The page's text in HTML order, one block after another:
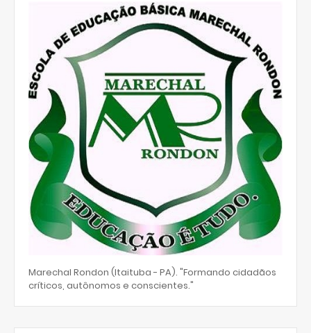
Marechal Rondon (Itaituba - PA). "Formando cidadãos
críticos, autônomos e conscientes."